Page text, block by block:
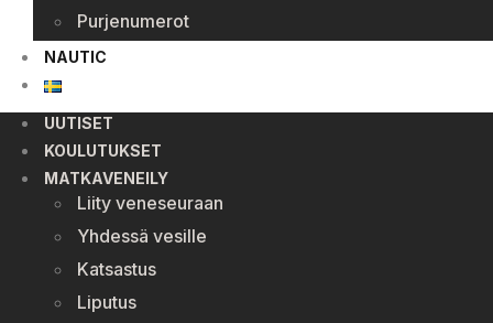
Purjenumerot
NAUTIC
UUTISET
KOULUTUKSET
MATKAVENEILY
Liity veneseuraan
Yhdessä vesille
Katsastus
Liputus